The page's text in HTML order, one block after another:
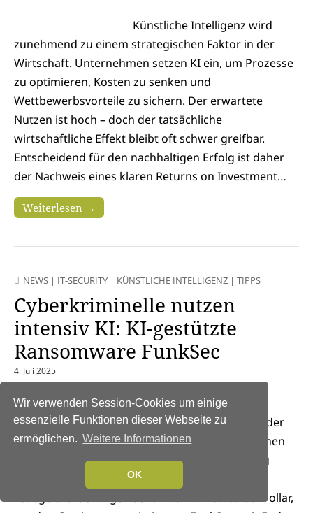
Wir verwenden Session-Cookies um einige
essenzielle Funktionen dieser Webseite zu
ermöglichen. Weitere Informationen
OK
Künstliche Intelligenz wird
zunehmend zu einem strategischen Faktor in der
Wirtschaft. Unternehmen setzen KI ein, um Prozesse
zu optimieren, Kosten zu senken und
Wettbewerbsvorteile zu sichern. Der erwartete
Nutzen ist hoch – doch der tatsächliche
wirtschaftliche Effekt bleibt oft schwer greifbar.
Entscheidend für den nachhaltigen Erfolg ist daher
der Nachweis eines klaren Returns on Investment…
Weiterlesen →
NEWS | IT-SECURITY | KÜNSTLICHE INTELLIGENZ | TIPPS
Cyberkriminelle nutzen
intensiv KI: KI-gestützte
Ransomware FunkSec
4. Juli 2025
Die Ransomware-Gruppe
FunkSec ist ein Beispiel dessen, wie die Zukunft der
auf Masse ausgelegten Cyberkriminalität aussehen
könnte: KI-gestützt, multifunktional, hochgradig
anpassungsfähig und volumenorientiert mit
Lösegeldforderungen schon ab nur 10.000 US-Dollar,